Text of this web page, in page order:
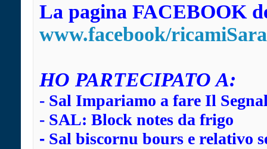
La pagina FACEBOOK
www.facebook/ricamiSara
HO PARTECIPATO A:
- Sal Impariamo a fare Il
- SAL: Block notes da frigo
- Sal biscornu bours e relativo